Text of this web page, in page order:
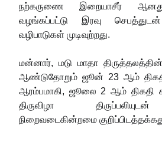
நற்கருணை இறையாசீர்
வழங்கப்பட்டு இரவு
வழிபாடுகள் முடிவுற்றது.
மன்னார், மடு மாதா
ஆண்டுதோறும் ஜூன் 23 ஆம்
ஆரம்பமாகி, ஜூலை 2 ஆம் திகதி
திருவிழா
நிறைவடைகின்றமை